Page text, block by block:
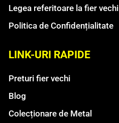
Legea referitoare la fier vechi
Politica de Confidențialitate
LINK-URI RAPIDE
Preturi fier vechi
Blog
Colecționare de Metal